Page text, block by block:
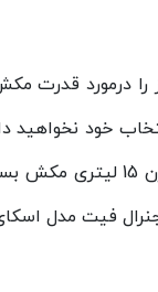
درمورد قدرت
خود
محصولات جنرال فیت می
6 برنامه مختلف می باشد که به شرح زیر